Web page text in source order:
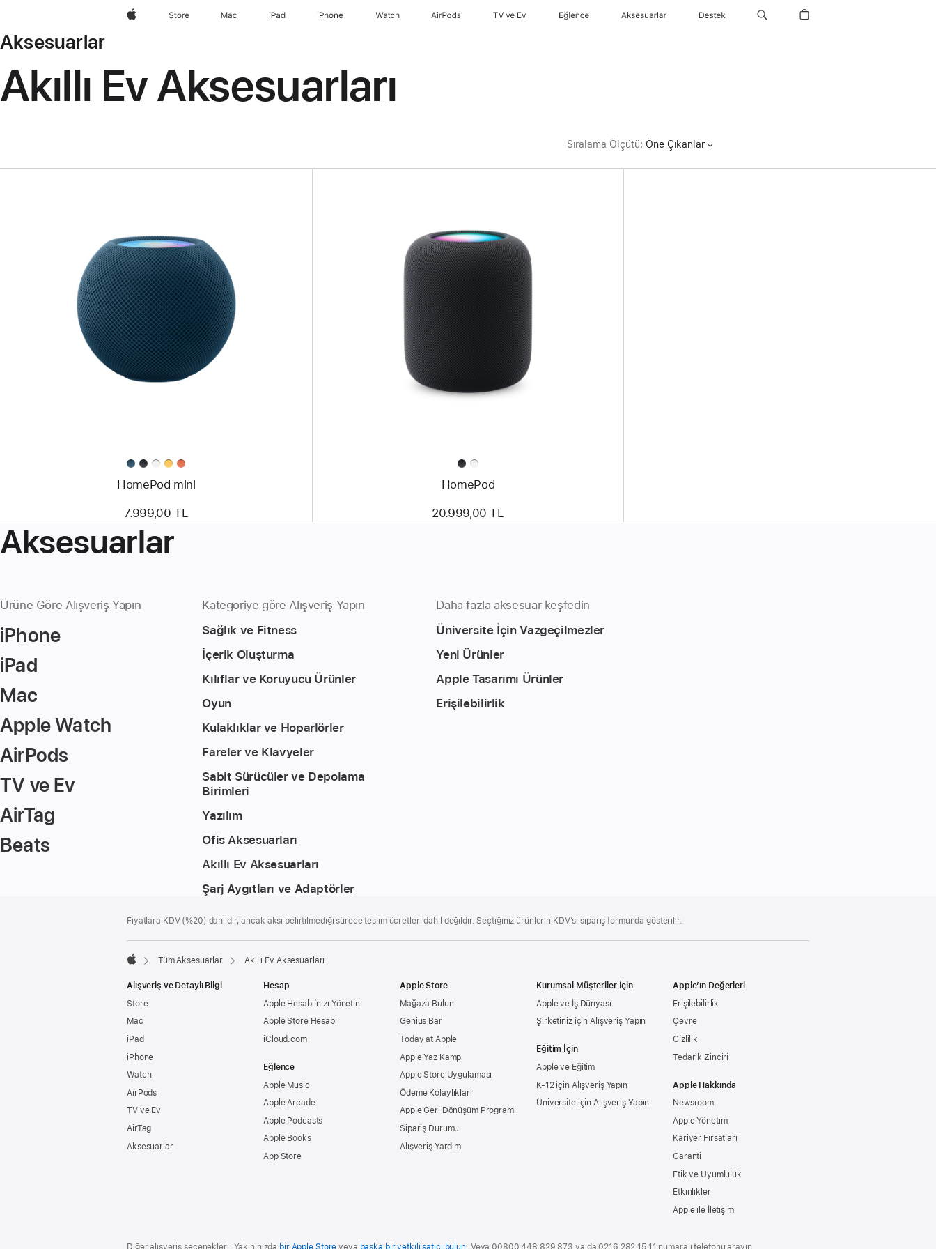
wzlhp Store Mac iPad iPhone Watch AirPods TV ve Ev Eğlence Aksesuarlar Destek
Aksesuarlar
Akıllı Ev Aksesuarları
Sıralama Ölçütü: Öne Çıkanlar
HomePod mini
7.999,00 TL
HomePod
20.999,00 TL
Aksesuarlar
Ürüne Göre Alışveriş Yapın
iPhone
iPad
Mac
Apple Watch
AirPods
TV ve Ev
AirTag
Beats
Kategoriye göre Alışveriş Yapın
Sağlık ve Fitness
İçerik Oluşturma
Kılıflar ve Koruyucu Ürünler
Oyun
Kulaklıklar ve Hoparlörler
Fareler ve Klavyeler
Sabit Sürücüler ve Depolama
Birimleri
Yazılım
Ofis Aksesuarları
Akıllı Ev Aksesuarları
Şarj Aygıtları ve Adaptörler
Daha fazla aksesuar keşfedin
Üniversite İçin Vazgeçilmezler
Yeni Ürünler
Apple Tasarımı Ürünler
Erişilebilirlik
Bilgi
Fiyatlara KDV (%20) dahildir, ancak aksi belirtilmediği sürece teslim ücretleri dahil değildir. Seçtiğiniz ürünlerin KDV’si sipariş formunda gösterilir.
Tüm Aksesuarlar Akıllı Ev Aksesuarları
Alışveriş ve Detaylı Bilgi
Store
Mac
iPad
iPhone
Watch
AirPods
TV ve Ev
AirTag
Aksesuarlar
Hesap
Apple Hesabı’nızı Yönetin
Apple Store Hesabı
iCloud.com
Eğlence
Apple Music
Apple Arcade
Apple Podcasts
Apple Books
App Store
Apple Store
Mağaza Bulun
Genius Bar
Today at Apple
Apple Yaz Kampı
Apple Store Uygulaması
Ödeme Kolaylıkları
Apple Geri Dönüşüm Programı
Sipariş Durumu
Alışveriş Yardımı
Kurumsal Müşteriler İçin
Apple ve İş Dünyası
Şirketiniz için Alışveriş Yapın
Eğitim İçin
Apple ve Eğitim
K-12 için Alışveriş Yapın
Üniversite için Alışveriş Yapın
Apple’ın Değerleri
Erişilebilirlik
Çevre
Gizlilik
Tedarik Zinciri
Apple Hakkında
Newsroom
Apple Yönetimi
Kariyer Fırsatları
Garanti
Etik ve Uyumluluk
Etkinlikler
Apple ile İletişim
Diğer alışveriş seçenekleri: Yakınınızda bir Apple Store veya başka bir yetkili satıcı bulun. Veya 00800 448 829 873 ya da 0216 282 15 11 numaralı telefonu arayın.